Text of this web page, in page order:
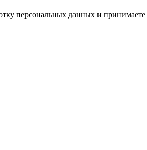
персональных данных и принимаете